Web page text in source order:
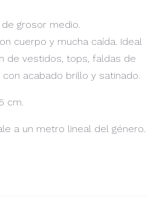
grosor medio.
cuerpo y mucha caída. Ideal
de vestidos, tops, faldas de
acabado brillo y satinado.
cm.
a un metro lineal del género.